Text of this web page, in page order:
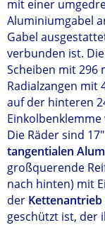
mit einer
Aluminiumgabel
Gabel
verbunden ist.
Scheiben mit 296
Radialzangen mit
auf der hinteren
Einkolbenklemme
Die Räder sind
tangentialen
großquerende
nach hinten) mit
der Kettenantrieb
geschützt ist, der